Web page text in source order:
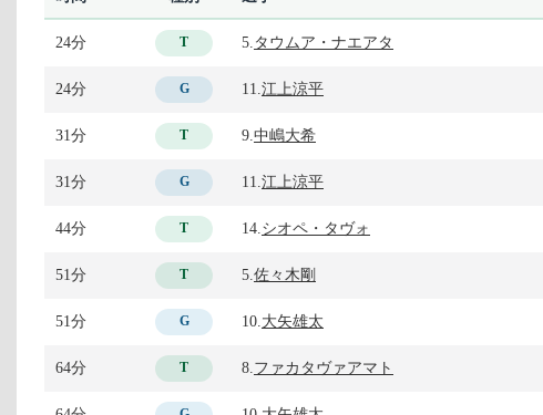
24分 T 5. タウムア・ナエアタ
24分 G 11. 江上涼平
31分 T 9. 中嶋大希
31分 G 11. 江上涼平
44分 T 14. シオペ・タヴォ
51分 T 5. 佐々木剛
51分 G 10. 大矢雄太
64分 T 8. ファカタヴァアマト